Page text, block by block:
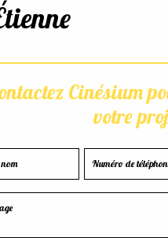
Cinésium
votre